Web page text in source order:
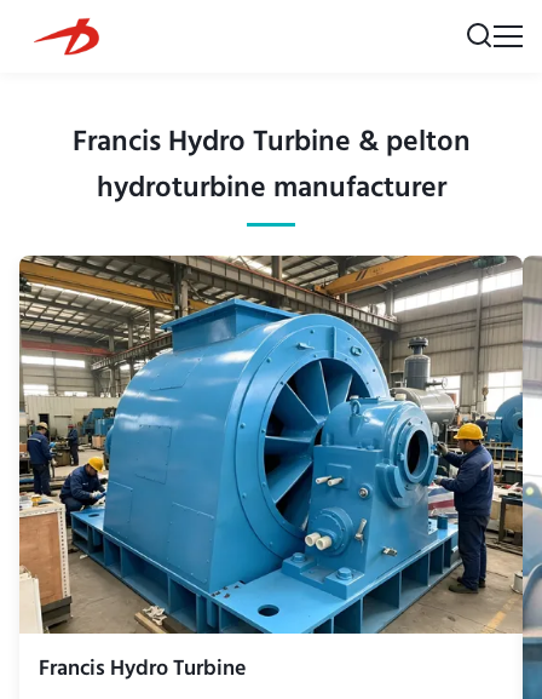
Francis Hydro Turbine & pelton
hydroturbine manufacturer
Francis Hydro Turbine